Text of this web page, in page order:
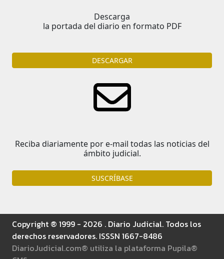
Descarga
la portada del diario en formato PDF
DESCARGAR
Reciba diariamente por e-mail todas las noticias del
ámbito judicial.
SUSCRÍBASE
Copyright ® 1999 - 2026 . Diario Judicial. Todos los
derechos reservadores. ISSSN 1667-8486
DiarioJudicial.com® utiliza la plataforma Pupila®